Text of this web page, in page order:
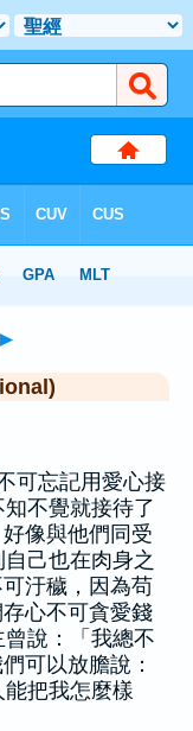
►
可忘記用愛心接
不覺就接待了
像與他們同受
己也在肉身之
汙穢，因為苟
心不可貪愛錢
說：「我總不
可以放膽說：
能把我怎麼樣